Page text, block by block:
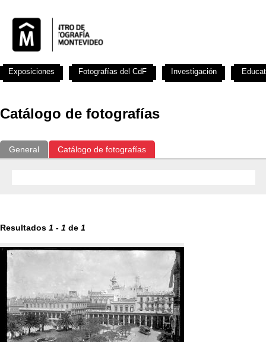
Catálogo de fotografías
General Catálogo de fotografías
Resultados 1 - 1 de 1
Exposiciones Fotografías del CdF Investigación